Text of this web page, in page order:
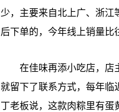
少，主要来自北上广、浙江
后下单的，今年线上销量比
在佳味再添小吃店，店主
就留下了联系方式，每年临
丁老板说，这款肉粽里有蛋